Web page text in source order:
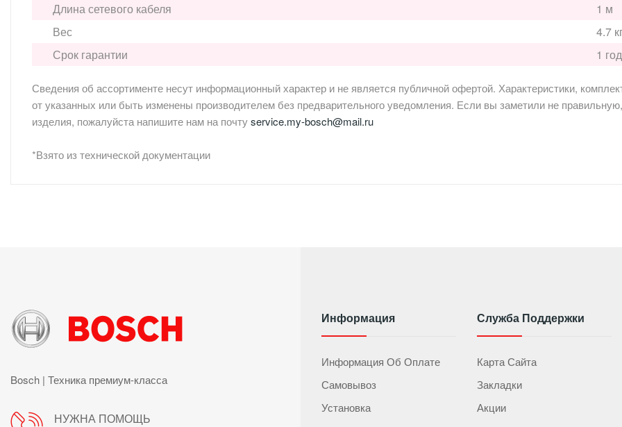
Длина сетевого кабеля
1 м
Вес
4.7
Срок гарантии
1 год
Сведения об ассортименте несут информационный характер и не является публичной офертой. Характеристики,
от указанных или быть изменены производителем без предварительного уведомления. Если вы заметили не
изделия, пожалуйста напишите нам на почтуservice.my-bosch@mail.ru
*Взято из технической документации
Bosch | Техника премиум-класса
НУЖНА ПОМОЩЬ
Информация
Информация Об Оплате
Самовывоз
Установка
Служба Поддержки
Карта Сайта
Закладки
Акции